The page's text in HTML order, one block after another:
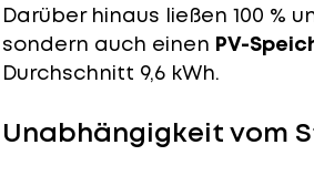
Darüber hinaus ließen 100 %
sondern auch einen PV-
Durchschnitt 9,6 kWh.
Unabhängigkeit vom